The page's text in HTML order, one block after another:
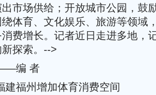
市场供给；开放城市公园，鼓
体育、文化娱乐、旅游等领域
费增长。记者近日走进多地，
探索。-->
者
福州增加体育消费空间